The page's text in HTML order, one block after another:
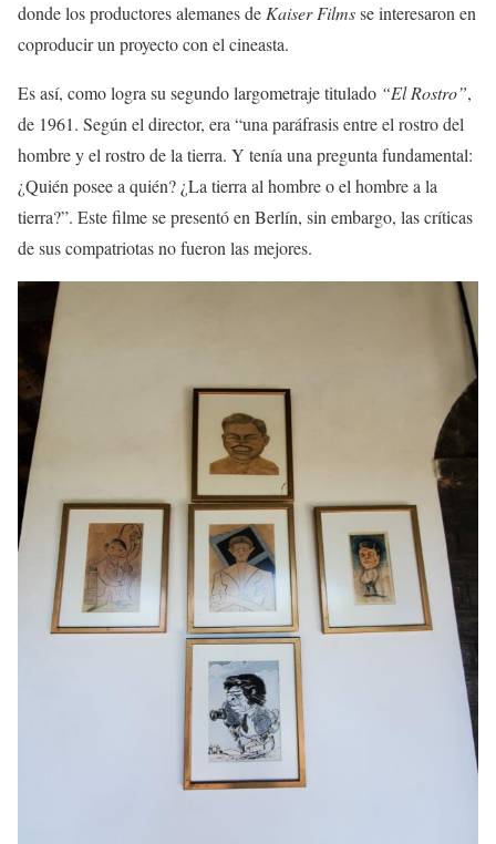
donde los productores alemanes de Kaiser Filmsse interesaron en
coproducir un proyecto con el cineasta.
Es así, como logra su segundo largometraje titulado “El Rostro”,
de 1961. Según el director, era “una paráfrasis entre el rostro del
hombre y el rostro de la tierra. Y tenía una pregunta fundamental:
¿Quién posee a quién? ¿La tierra al hombre o el hombre a la
tierra?”. Este filme se presentó en Berlín, sin embargo, las críticas
de sus compatriotas no fueron las mejores.